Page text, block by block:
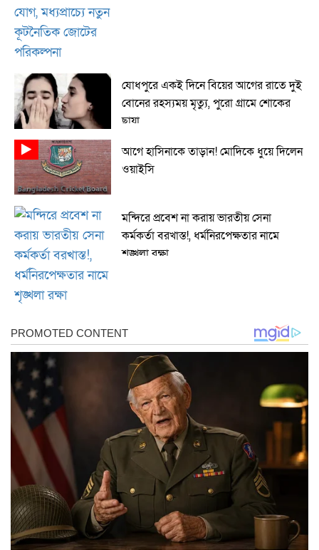
যোধপুরে একই দিনে বিয়ের আগের রাতে দুই
বোনের রহস্যময় মৃত্যু, পুরো গ্রামে শোকের
ছায়া
আগে হাসিনাকে তাড়ান! মোদিকে ধুয়ে দিলেন
ওয়াইসি
মন্দিরে প্রবেশ না করায় ভারতীয় সেনা
কর্মকর্তা বরখাস্ত!, ধর্মনিরপেক্ষতার নামে
শৃঙ্খলা রক্ষা